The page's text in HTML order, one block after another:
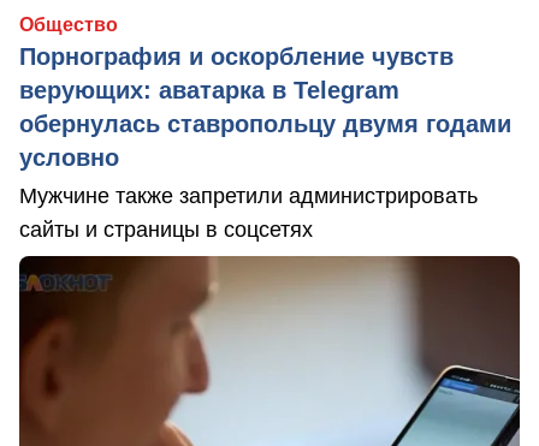
Общество
Порнография и оскорбление чувств
верующих: аватарка в Telegram
обернулась ставропольцу двумя годами
условно
Мужчине также запретили администрировать
сайты и страницы в соцсетях